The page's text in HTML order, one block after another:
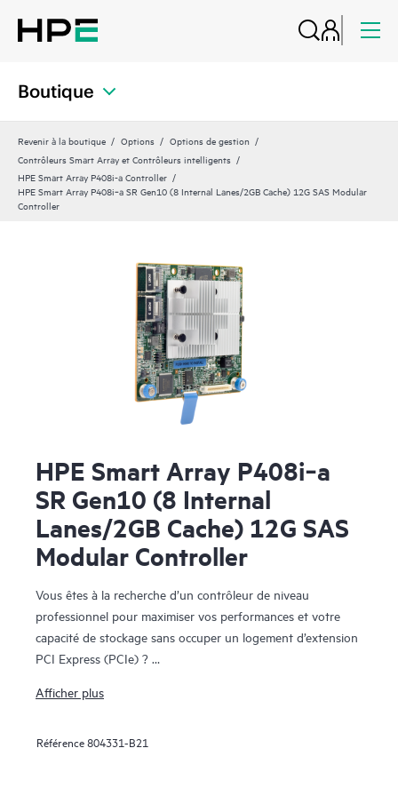
Boutique
Revenir à la boutique Options
Options de gestion
Contrôleurs Smart Array et Contrôleurs intelligents
HPE Smart Array P408i-a Controller
HPE Smart Array P408i‑a SR Gen10 (8 Internal Lanes/2GB Cache) 12G SAS Modular
Controller
HPE Smart Array P408i‑a
SR Gen10 (8 Internal
Lanes/2GB Cache) 12G SAS
Modular Controller
Vous êtes à la recherche d’un contrôleur de niveau
professionnel pour maximiser vos performances et votre
capacité de stockage sans occuper un logement d’extension
PCI Express (PCIe) ?
Le contrôleur HPE Smart Array P408i-a SR de 10e
assure une performance de stockage de niveau
Afficher plus
Référence804331-B21